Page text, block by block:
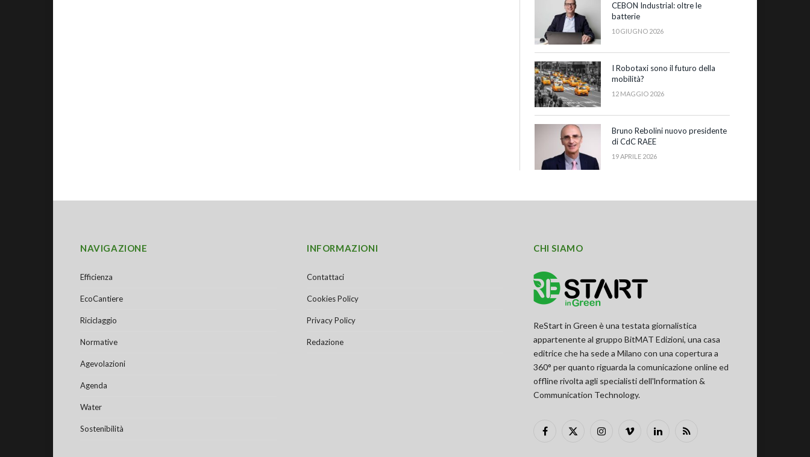
CEBON Industrial: oltre le
batterie
10 GIUGNO 2026
I Robotaxi sono il futuro della
mobilità?
12 MAGGIO 2026
Bruno Rebolini nuovo presidente
di CdC RAEE
19 APRILE 2026
NAVIGAZIONE
Efficienza
EcoCantiere
Riciclaggio
Normative
Agevolazioni
Agenda
Water
Sostenibilità
INFORMAZIONI
Contattaci
Cookies Policy
Privacy Policy
Redazione
CHI SIAMO
ReStart in Green è una testata giornalistica
appartenente al gruppo BitMAT Edizioni, una casa
editrice che ha sede a Milano con una copertura a
360° per quanto riguarda la comunicazione online ed
offline rivolta agli specialisti dell'lnformation &
Communication Technology.
Facebook
X
InstagramVimeo LinkedInRSS